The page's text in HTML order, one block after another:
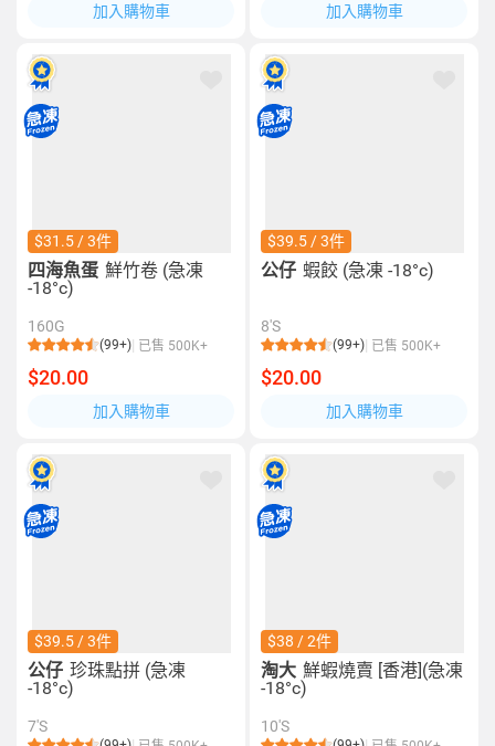
加入購物車 加入購物車
$31.5 / 3件
四海魚蛋 鮮竹卷 (急凍
-18°c)
160G
(99+) 已售 500K+
$20.00
加入購物車
$39.5 / 3件
公仔 蝦餃 (急凍 -18°c)
8'S
(99+) 已售 500K+
$20.00
加入購物車
$39.5 / 3件
公仔 珍珠點拼 (急凍
-18°c)
7'S
$38 / 2件
淘大 鮮蝦燒賣 [香港](急凍
-18°c)
10'S